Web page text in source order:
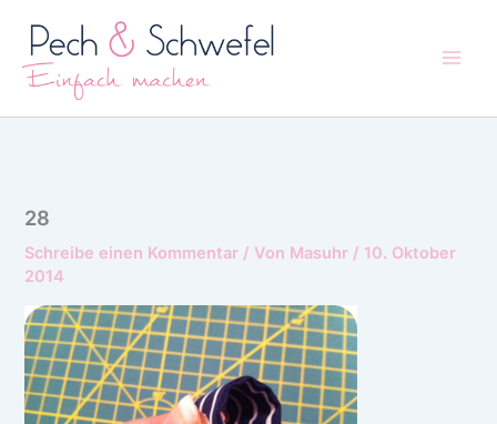
Inhalt
springen
28
Schreibe einen Kommentar / Von Masuhr / 10. Oktober
2014